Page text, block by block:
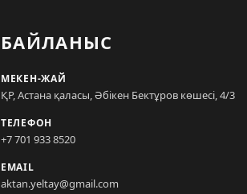
БАЙЛАНЫС
МЕКЕН-ЖАЙ
ҚР, Астана қаласы, Әбікен Бектұров көшесі, 4/3
ТЕЛЕФОН
+7 701 933 8520
EMAIL
aktan.yeltay@gmail.com